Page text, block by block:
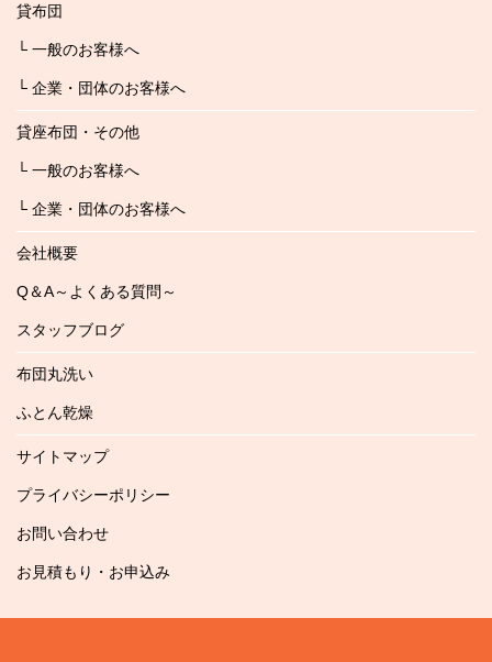
貸布団
└ 一般のお客様へ
└ 企業・団体のお客様へ
貸座布団・その他
└ 一般のお客様へ
└ 企業・団体のお客様へ
会社概要
Q＆A～よくある質問～
スタッフブログ
布団丸洗い
ふとん乾燥
サイトマップ
プライバシーポリシー
お問い合わせ
お見積もり・お申込み